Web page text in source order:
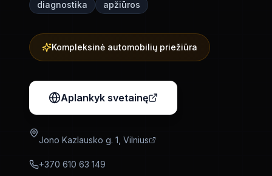
diagnostika
apžiūros
Kompleksinė automobilių priežiūra
Aplankyk svetainę
Jono Kazlausko g. 1, Vilnius
+370 610 63 149